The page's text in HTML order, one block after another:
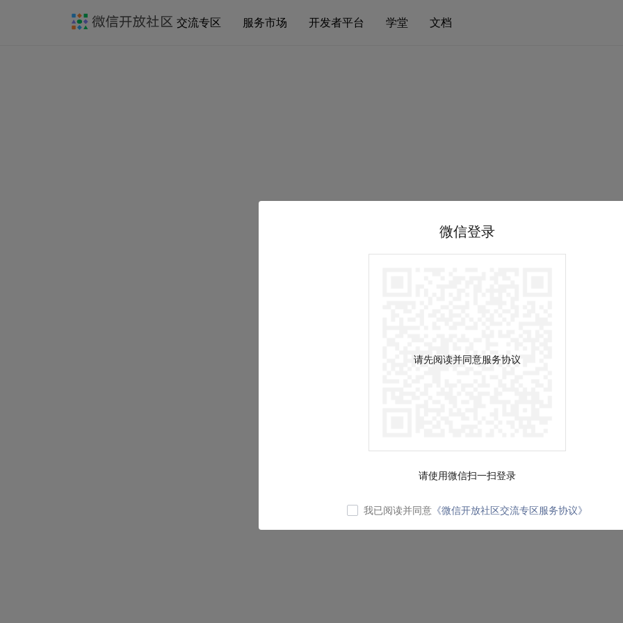
交流专区 服务市场 开发者平台 学堂 文档
微信登录
请先阅读并同意服务协议
请使用微信扫一扫登录
我已阅读并同意 《微信开放社区交流专区服务协议》